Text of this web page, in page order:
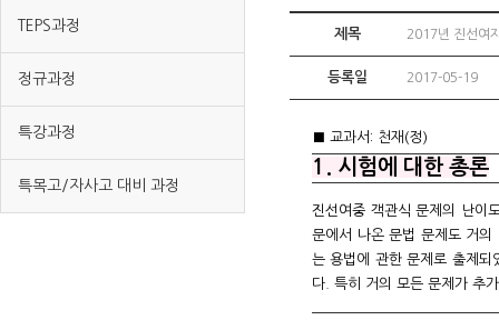
TEPS과정
정규과정
특강과정
특목고/자사고 대비 과정
제목 2017년 진선여
등록일 2017-05-19
■ 교과서: 천재(정)
1. 시험에 대한 총론
진선여중 객관식 문제의 난이
문에서 나온 문법 문제도 거
는 용법에 관한 문제로 출제되
다. 특히 거의 모든 문제가 추